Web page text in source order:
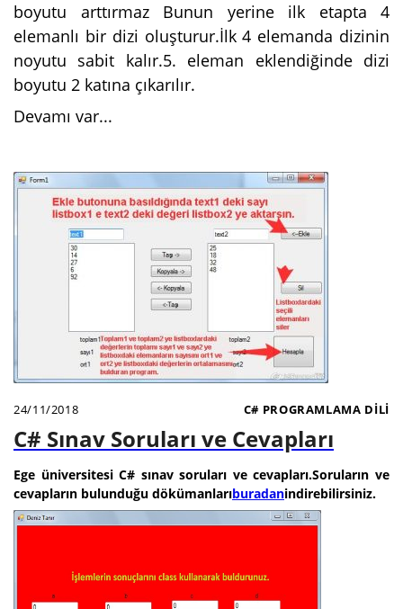
boyutu arttırmaz Bunun yerine ilk etapta 4
elemanlı bir dizi oluşturur.İlk 4 elemanda dizinin
noyutu sabit kalır.5. eleman eklendiğinde dizi
boyutu 2 katına çıkarılır.
Devamı var...
24/11/2018 C# PROGRAMLAMA DILI
C# Sınav Soruları ve Cevapları
Ege üniversitesi C# sınav soruları ve cevapları.Soruların ve
cevapların bulunduğu dökümanlarıburadanindirebilirsiniz.